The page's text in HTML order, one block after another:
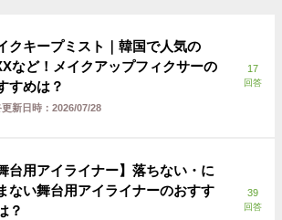
クキープミスト｜韓国で人気の
など！メイクアップフィクサーの
すめは？
新日時： 2026/07/28
17
回答
舞台用アイライナー】落ちない・に
ない舞台用アイライナーのおすす
？
39
回答